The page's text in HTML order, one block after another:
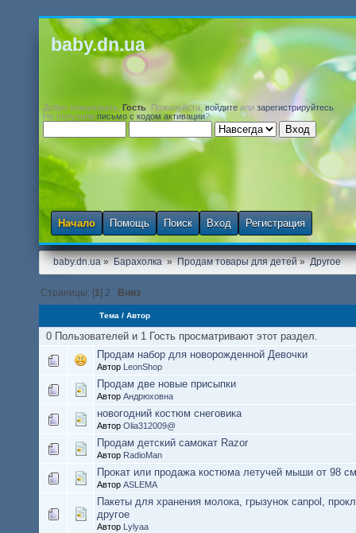
baby.dn.ua
Добро пожаловать, Гость . Пожалуйста,войдите или зарегистрируйтесь
Не получили письмо с кодом активации?
Начало Помощь Поиск Вход Регистрация
baby.dn.ua» Барахолка » Продам товары для детей» Другое
Страницы: [1] 2 Вниз
Тема / Автор
0 Пользователей и 1 Гость просматривают этот раздел.
Продам набор для новорожденной Девочки
Автор LeonShop
Продам две новые присыпки
Автор Андрюховна
новогодний костюм снеговика
Автор Olia312009@
Продам детский самокат Razor
Автор RadioMan
Прокат или продажа костюма летучей мыши от 98
Автор ASLEMA
Пакеты для хранения молока, грызунок canpol,
другое
Автор Lylyaa